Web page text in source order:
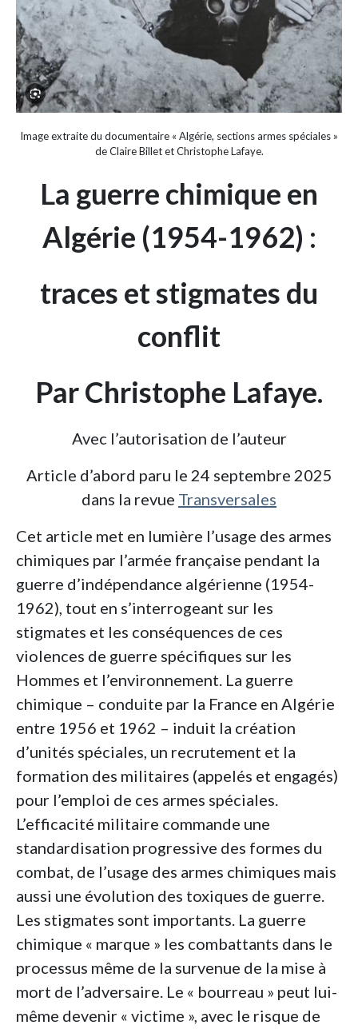
Image extraite du documentaire « Algérie, sections armes spéciales »
de Claire Billet et Christophe Lafaye.
La guerre chimique en
Algérie (1954-1962) :
traces et stigmates du
conflit
Par Christophe Lafaye.
Avec l’autorisation de l’auteur
Article d’abord paru le 24 septembre 2025
dans la revue Transversales
Cet article met en lumière l’usage des armes
chimiques par l’armée française pendant la
guerre d’indépendance algérienne (1954-
1962), tout en s’interrogeant sur les
stigmates et les conséquences de ces
violences de guerre spécifiques sur les
Hommes et l’environnement. La guerre
chimique – conduite par la France en Algérie
entre 1956 et 1962 – induit la création
d’unités spéciales, un recrutement et la
formation des militaires (appelés et engagés)
pour l’emploi de ces armes spéciales.
L’efficacité militaire commande une
standardisation progressive des formes du
combat, de l’usage des armes chimiques mais
aussi une évolution des toxiques de guerre.
Les stigmates sont importants. La guerre
chimique « marque » les combattants dans le
processus même de la survenue de la mise à
mort de l’adversaire. Le « bourreau » peut lui-
même devenir « victime », avec le risque de